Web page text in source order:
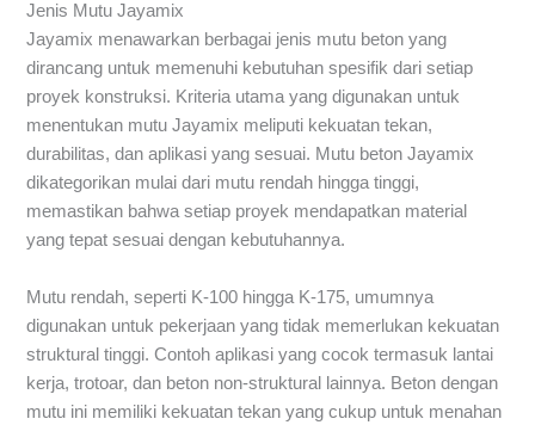
Jenis Mutu Jayamix
Jayamix menawarkan berbagai jenis mutu beton yang
dirancang untuk memenuhi kebutuhan spesifik dari setiap
proyek konstruksi. Kriteria utama yang digunakan untuk
menentukan mutu Jayamix meliputi kekuatan tekan,
durabilitas, dan aplikasi yang sesuai. Mutu beton Jayamix
dikategorikan mulai dari mutu rendah hingga tinggi,
memastikan bahwa setiap proyek mendapatkan material
yang tepat sesuai dengan kebutuhannya.
Mutu rendah, seperti K-100 hingga K-175, umumnya
digunakan untuk pekerjaan yang tidak memerlukan kekuatan
struktural tinggi. Contoh aplikasi yang cocok termasuk lantai
kerja, trotoar, dan beton non-struktural lainnya. Beton dengan
mutu ini memiliki kekuatan tekan yang cukup untuk menahan